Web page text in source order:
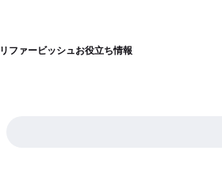
ファービッシュお役立ち情報